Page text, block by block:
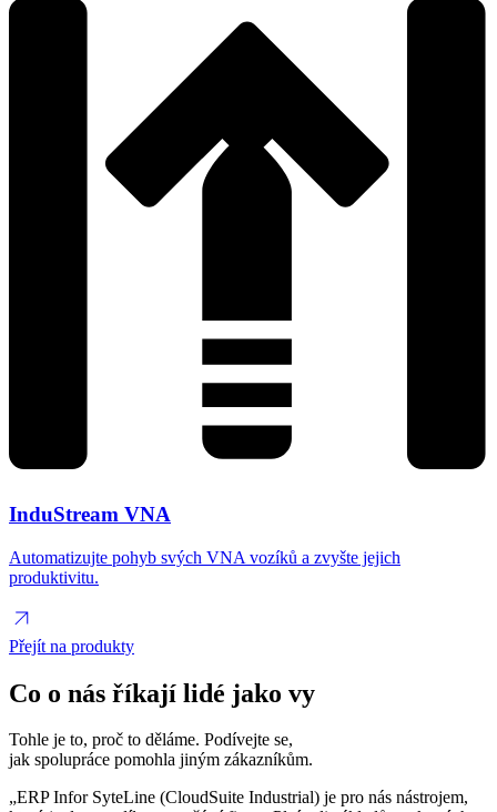
InduStream VNA
Automatizujte pohyb svých VNA vozíků a zvyšte jejich
produktivitu.
Přejít na produkty
Co o nás říkají lidé jako vy
Tohle je to, proč to děláme. Podívejte se,
jak spolupráce pomohla jiným zákazníkům.
„ERP Infor SyteLine (CloudSuite Industrial) je pro nás nástrojem,